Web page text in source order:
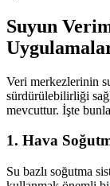
Suyun
Veri merkezlerinin
sürdürülebilirliği
mevcuttur. İşte
1. Hava
Su bazlı soğutma